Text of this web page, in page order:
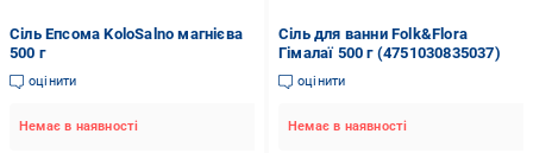
Сіль Епсома KoloSalno магнієва
500 г
оцінити
Немає в наявності
Сіль для ванни Folk&Flora
Гімалаї 500 г (4751030835037)
оцінити
Немає в наявності